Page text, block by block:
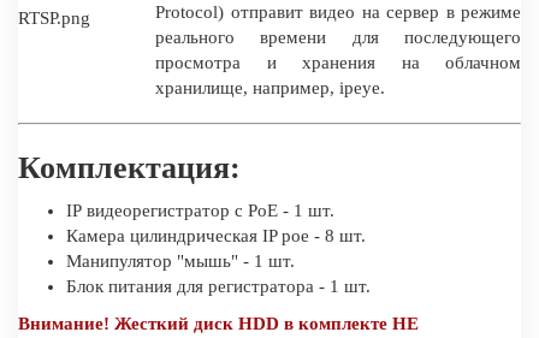
Protocol) отправит видео на сервер в режиме
реального времени для последующего
просмотра и хранения на облачном
хранилище, например, ipeye.
Комплектация:
IP видеорегистратор c PoE - 1 шт.
Камера цилиндрическая IP poe - 8 шт.
Манипулятор "мышь" - 1 шт.
Блок питания для регистратора - 1 шт.
Внимание! Жесткий диск HDD в комплекте НЕ